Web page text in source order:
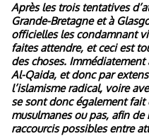
Après les trois tentatives
Grande-Bretagne et à
officielles les condamnant
faites attendre, et ceci est
des choses.
Al-Qaida, et donc par
l’islamisme radical, voire
se sont donc également fait
musulmanes ou pas, afin de
raccourcis possibles entre